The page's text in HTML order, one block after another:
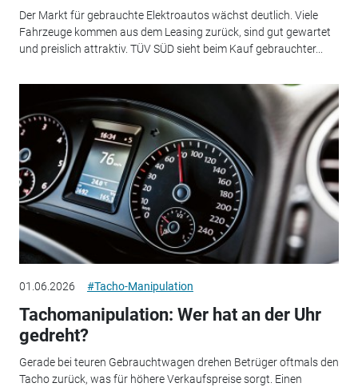
Der Markt für gebrauchte Elektroautos wächst deutlich. Viele
Fahrzeuge kommen aus dem Leasing zurück, sind gut gewartet
und preislich attraktiv. TÜV SÜD sieht beim Kauf gebrauchter...
01.06.2026 #Tacho-Manipulation
Tachomanipulation: Wer hat an der Uhr
gedreht?
Gerade bei teuren Gebrauchtwagen drehen Betrüger oftmals den
Tacho zurück, was für höhere Verkaufspreise sorgt. Einen